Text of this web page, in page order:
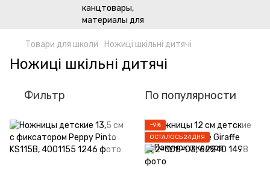
Товари для школи Ножиці шкільні дитячі
Ножиці шкільні дитячі
Фильтр По популярности
−9%
ОСТАЛОСЬ 24 ДНЯ